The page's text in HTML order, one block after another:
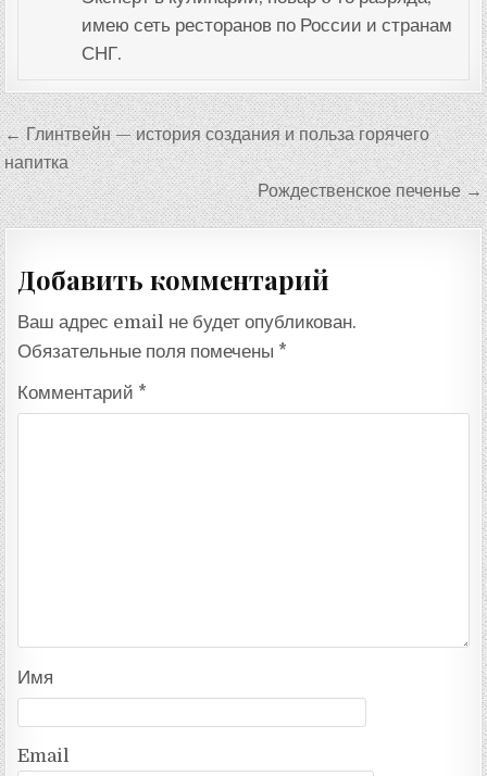
имею сеть ресторанов по России и странам
СНГ.
Навигация
по
записям
← Глинтвейн — история создания и польза горячего
напитка
Рождественское печенье →
Добавить комментарий
Ваш адрес email не будет опубликован.
Обязательные поля помечены *
Комментарий *
Имя
Email